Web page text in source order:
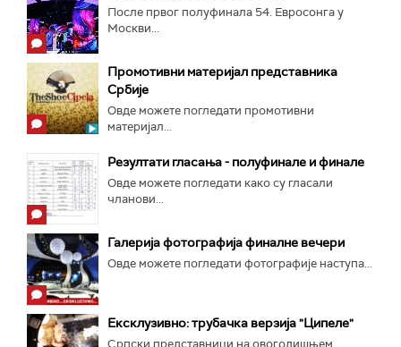
После првог полуфинала 54. Евросонга у
Москви...
Промотивни материјал представника
Србије
Овде можете погледати промотивни
материјал...
Резултати гласања - полуфинале и финале
Овде можете погледати како су гласали
чланови...
Галерија фотографија финалне вечери
Овде можете погледати фотографије наступа...
Ексклузивно: трубачка верзија "Ципеле"
Српски представници на овогодишњем